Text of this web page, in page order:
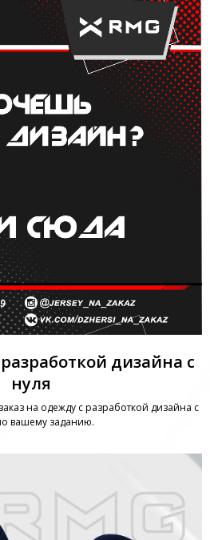
дизайна с
нуля
на одежду с разработкой дизайна с
вашему заданию.